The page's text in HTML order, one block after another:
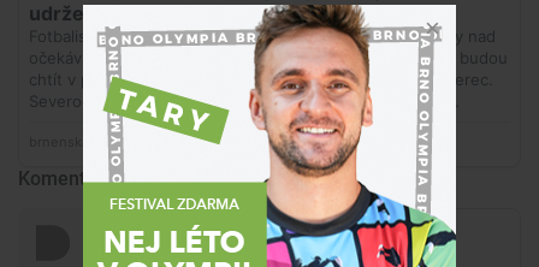
Komentáře